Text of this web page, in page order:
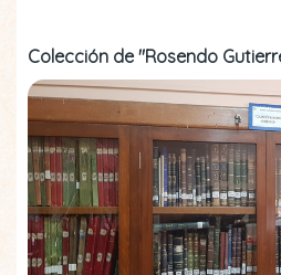
Colección de "Rosendo